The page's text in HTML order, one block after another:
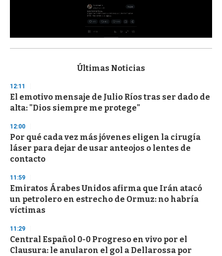
s
d
s
o
f
3
s
e
c
o
d
s
Últimas Noticias
12:11
El emotivo mensaje de Julio Ríos tras ser dado de
alta: "Dios siempre me protege"
12:00
Por qué cada vez más jóvenes eligen la cirugía
láser para dejar de usar anteojos o lentes de
contacto
11:59
Emiratos Árabes Unidos afirma que Irán atacó
un petrolero en estrecho de Ormuz: no habría
víctimas
11:29
Central Español 0-0 Progreso en vivo por el
Clausura: le anularon el gol a Dellarossa por